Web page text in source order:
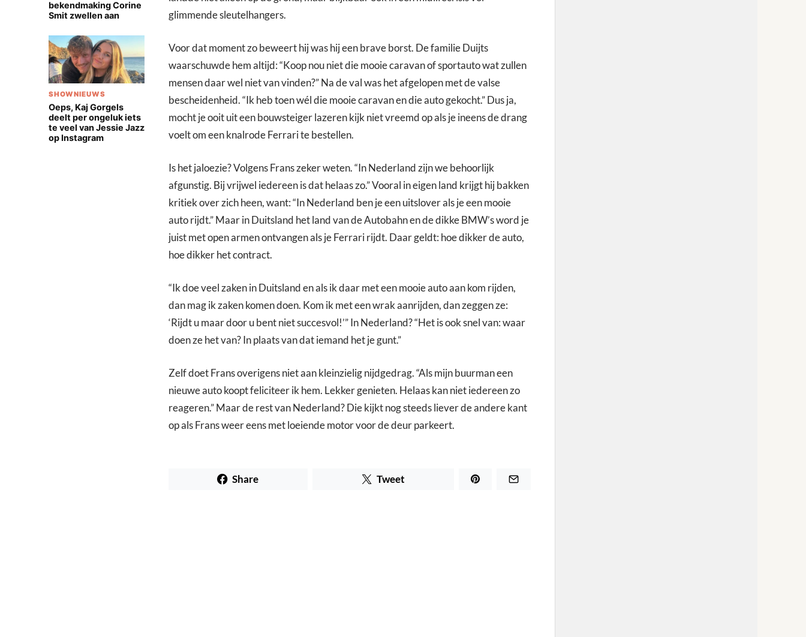
bekendmaking Corine
Smit zwellen aan
SHOWNIEUWS
Oeps, Kaj Gorgels
deelt per ongeluk iets
te veel van Jessie Jazz
op Instagram
glimmende sleutelhangers.
Voor dat moment zo beweert hij was hij een brave borst. De familie Duijts
waarschuwde hem altijd: “Koop nou niet die mooie caravan of sportauto wat zullen
mensen daar wel niet van vinden?” Na de val was het afgelopen met de valse
bescheidenheid. “Ik heb toen wél die mooie caravan en die auto gekocht.” Dus ja,
mocht je ooit uit een bouwsteiger lazeren kijk niet vreemd op als je ineens de drang
voelt om een knalrode Ferrari te bestellen.
Is het jaloezie? Volgens Frans zeker weten. “In Nederland zijn we behoorlijk
afgunstig. Bij vrijwel iedereen is dat helaas zo.” Vooral in eigen land krijgt hij bakken
kritiek over zich heen, want: “In Nederland ben je een uitslover als je een mooie
auto rijdt.” Maar in Duitsland het land van de Autobahn en de dikke BMW’s word je
juist met open armen ontvangen als je Ferrari rijdt. Daar geldt: hoe dikker de auto,
hoe dikker het contract.
“Ik doe veel zaken in Duitsland en als ik daar met een mooie auto aan kom rijden,
dan mag ik zaken komen doen. Kom ik met een wrak aanrijden, dan zeggen ze:
‘Rijdt u maar door u bent niet succesvol!’” In Nederland? “Het is ook snel van: waar
doen ze het van? In plaats van dat iemand het je gunt.”
Zelf doet Frans overigens niet aan kleinzielig nijdgedrag. “Als mijn buurman een
nieuwe auto koopt feliciteer ik hem. Lekker genieten. Helaas kan niet iedereen zo
reageren.” Maar de rest van Nederland? Die kijkt nog steeds liever de andere kant
op als Frans weer eens met loeiende motor voor de deur parkeert.
Share Tweet